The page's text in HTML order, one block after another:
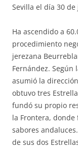
Sevilla el día 30 de
Ha ascendido a
procedimiento
jerezana
Fernández. Según
asumió la
obtuvo tres
fundó su propio
la Frontera, donde
sabores
de sus dos